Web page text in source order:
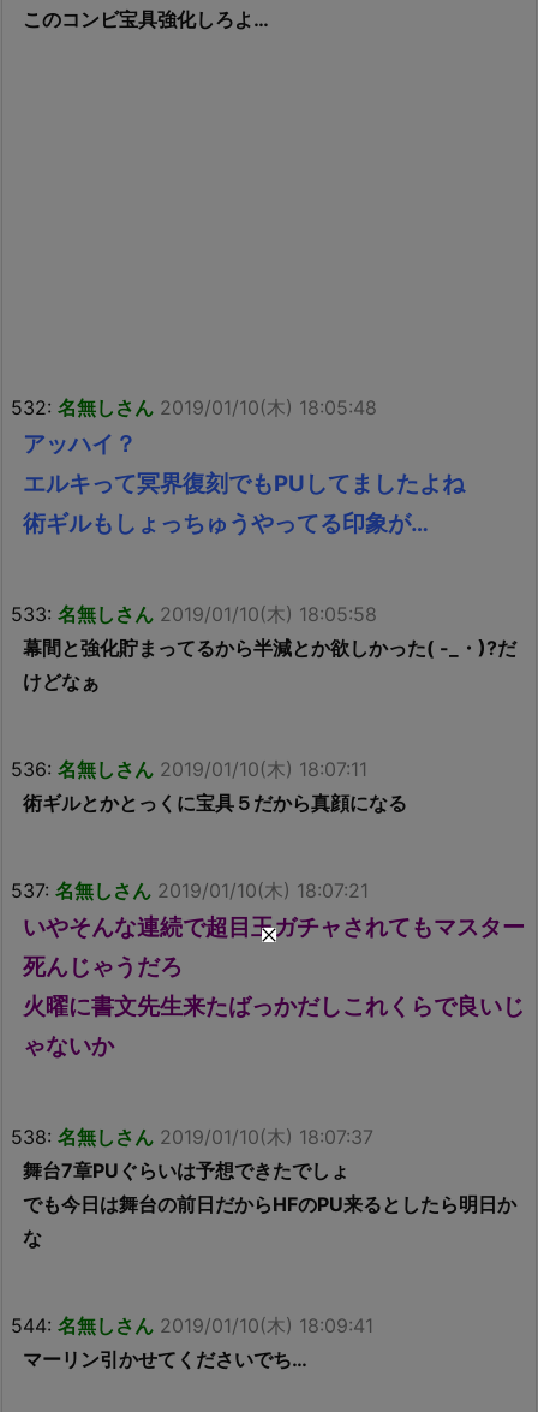
このコンビ宝具強化しろよ…
532: 名無しさん 2019/01/10(木) 18:05:48
アッハイ？
エルキって冥界復刻でもPUしてましたよね
術ギルもしょっちゅうやってる印象が…
533: 名無しさん 2019/01/10(木) 18:05:58
幕間と強化貯まってるから半減とか欲しかった( -_・)?だ
けどなぁ
536: 名無しさん 2019/01/10(木) 18:07:11
術ギルとかとっくに宝具５だから真顔になる
537: 名無しさん 2019/01/10(木) 18:07:21
いやそんな連続で超目玉ガチャされてもマスター
死んじゃうだろ
火曜に書文先生来たばっかだしこれくらで良いじ
ゃないか
538: 名無しさん 2019/01/10(木) 18:07:37
舞台7章PUぐらいは予想できたでしょ
でも今日は舞台の前日だからHFのPU来るとしたら明日か
な
544: 名無しさん 2019/01/10(木) 18:09:41
マーリン引かせてくださいでち…